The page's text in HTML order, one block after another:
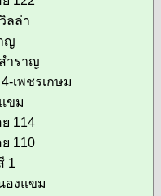
ลล่า
ญ
ำราญ
เพชรเกษม
ขม
114
110
1
องแขม